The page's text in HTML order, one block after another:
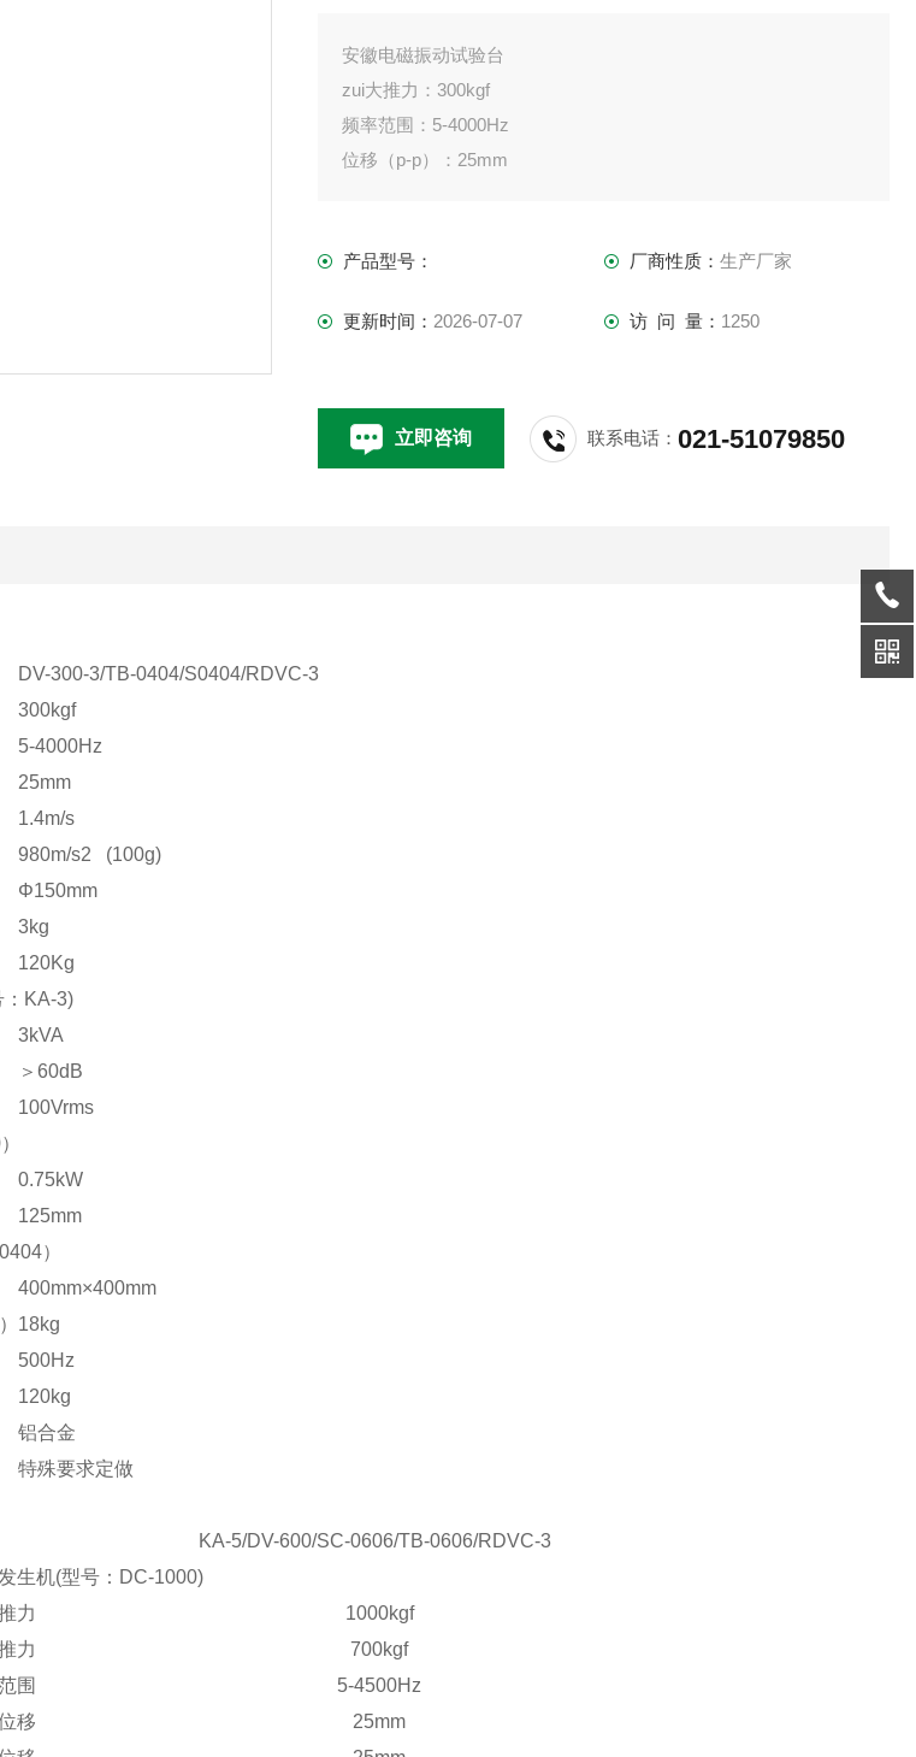
安徽电磁振动试验台
zui大推力：300kgf
频率范围：5-4000Hz
位移（p-p）：25mm
产品型号： 厂商性质： 生产厂家
更新时间： 2026-07-07 访 问 量： 1250
立即咨询 联系电话：021-51079850
DV-300-3/TB-0404/S0404/RDVC-3
300kgf
5-4000Hz
25mm
1.4m/s
980m/s2 (100g)
Φ150mm
3kg
120Kg
KA-3)
3kVA
＞60dB
100Vrms
0.75kW
125mm
）
400mm×400mm
18kg
500Hz
120kg
铝合金
特殊要求定做
KA-5/DV-600/SC-0606/TB-0606/RDVC-3
生机(型号：DC-1000)
力
1000kgf
力
700kgf
围
5-4500Hz
移
25mm